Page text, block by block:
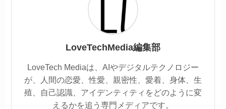
LoveTechMedia編集部
LoveTech Mediaは、AIやデジタルテクノロジー
が、人間の恋愛、性愛、親密性、愛着、身体、生
殖、自己認識、アイデンティティをどのように変
えるかを追う専門メディアです。